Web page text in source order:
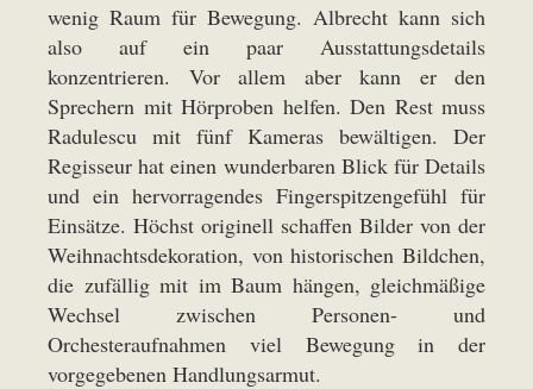
wenig Raum für Bewegung. Albrecht kann sich
also auf ein paar Ausstattungsdetails
konzentrieren. Vor allem aber kann er den
Sprechern mit Hörproben helfen. Den Rest muss
Radulescu mit fünf Kameras bewältigen. Der
Regisseur hat einen wunderbaren Blick für Details
und ein hervorragendes Fingerspitzengefühl für
Einsätze. Höchst originell schaffen Bilder von der
Weihnachtsdekoration, von historischen Bildchen,
die zufällig mit im Baum hängen, gleichmäßige
Wechsel zwischen Personen- und
Orchesteraufnahmen viel Bewegung in der
vorgegebenen Handlungsarmut.